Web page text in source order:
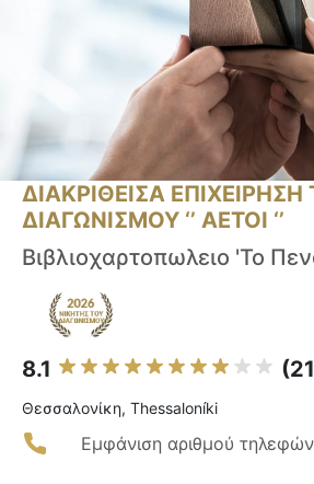
ΔΙΑΚΡΙΘΕΙΣΑ ΕΠΙΧΕΙΡΗΣΗ
ΔΙΑΓΩΝΙΣΜΟΥ ‘’ ΑΕΤΟΙ ‘’
Βιβλιοχαρτοπωλειο 'Το
8.1
Θεσσαλονίκη, Thessaloníki
Εμφάνιση αριθμού